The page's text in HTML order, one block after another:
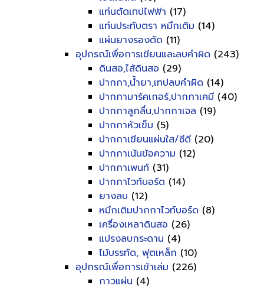
แท่นตัดเทปไฟฟ้า (17)
แท่นประทับตรา หมึกเติม (14)
แผ่นยางรองตัด (11)
อุปกรณ์เพื่อการเขียนและลบคำผิด (243)
ดินสอ,ไส้ดินสอ (29)
ปากกา,น้ำยา,เทปลบคำผิด (14)
ปากกามาร์คเกอร์,ปากกาเคมี (40)
ปากกาลูกลื่น,ปากกาเจล (19)
ปากกาหัวเข็ม (5)
ปากกาเขียนแผ่นใส/ซีดี (20)
ปากกาเน้นข้อความ (12)
ปากกาเพนท์ (31)
ปากกาไวท์บอร์ด (14)
ยางลบ (12)
หมึกเติมปากกาไวท์บอร์ด (8)
เครื่องเหลาดินสอ (26)
แปรงลบกระดาน (4)
ไม้บรรทัด, ฟุตเหล็ก (10)
อุปกรณ์เพื่อการเข้าเล่ม (226)
กาวแผ่น (4)